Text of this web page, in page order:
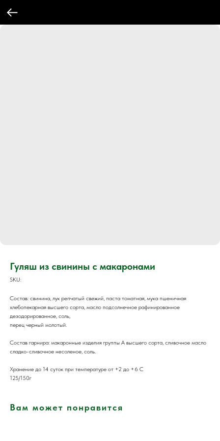
Гуляш из свинины с макаронами
SKU:
Состав: свинина, лук репчатый свежий, паста томатная, мука пшеничная
хлебопекарная высшего сорта, масло подсолнечное рафинированное
дезодорированное, соль,
перец черный молотый.
Состав гарнира: макаронные изделия группы А высшего сорта, сливочное масло
сладко-сливочное несоленое, соль.
Хранение до 14 суток при температуре от +2 до +6 С
125/150г
Вам может понравится